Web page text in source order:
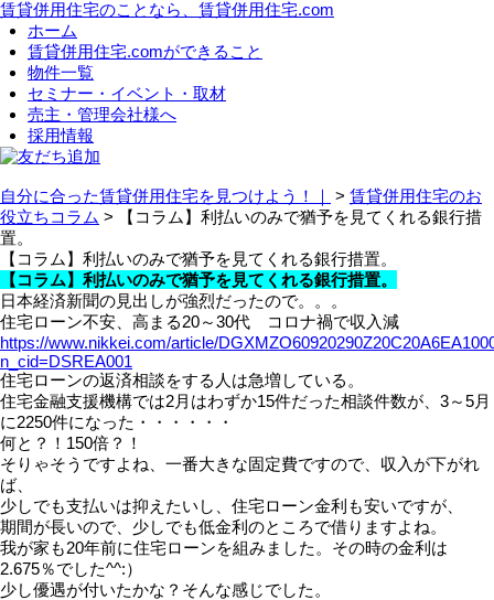
賃貸併用住宅のことなら、賃貸併用住宅.com
ホーム
賃貸併用住宅.comができること
物件一覧
セミナー・イベント・取材
売主・管理会社様へ
採用情報
友だち追加
自分に合った賃貸併用住宅を見つけよう！｜ > 賃貸併用住宅のお
役立ちコラム >
【コラム】利払いのみで猶予を見てくれる銀行措
置。
【コラム】利払いのみで猶予を見てくれる銀行措置。
【コラム】利払いのみで猶予を見てくれる銀行措置。
日本経済新聞の見出しが強烈だったので。。。
住宅ローン不安、高まる20～30代 コロナ禍で収入減
https://www.nikkei.com/article/
n_cid=DSREA001
住宅ローンの返済相談をする人は急増している。
住宅金融支援機構では2月はわずか15件だった相談件数が、3～5月
に2250件になった・・・・・・
何と？！150倍？！
そりゃそうですよね、一番大きな固定費ですので、収入が下がれ
ば、
少しでも支払いは抑えたいし、住宅ローン金利も安いですが、
期間が長いので、少しでも低金利のところで借りますよね。
我が家も20年前に住宅ローンを組みました。その時の金利は
2.675％でした^^:）
少し優遇が付いたかな？そんな感じでした。